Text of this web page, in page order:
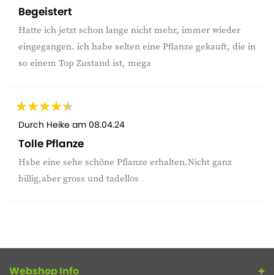
Begeistert
Hatte ich jetzt schon lange nicht mehr, immer wieder
eingegangen. ich habe selten eine Pflanze gekauft, die in
so einem Top Zustand ist, mega
Durch Heike am 08.04.24
Tolle Pflanze
Hsbe eine sehe schöne Pflanze erhalten.Nicht ganz
billig,aber gross und tadellos
Webshop Info